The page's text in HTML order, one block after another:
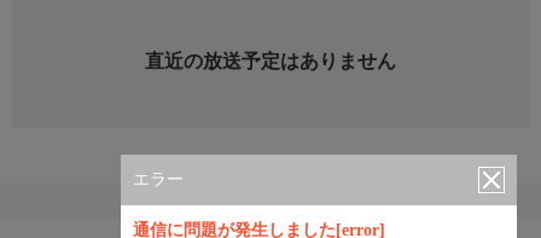
エラー
通信に問題が発生しました[error]
直近の放送予定はありません